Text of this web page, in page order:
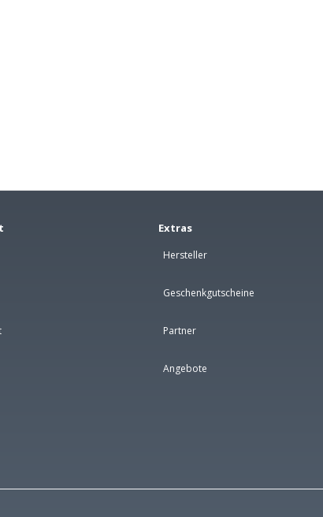
Extras
Hersteller
Geschenkgutscheine
Partner
Angebote